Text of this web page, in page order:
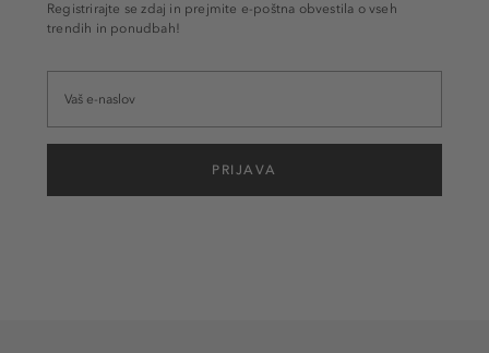
Registrirajte se zdaj in prejmite e-poštna obvestila o vseh
trendih in ponudbah!
PRIJAVA